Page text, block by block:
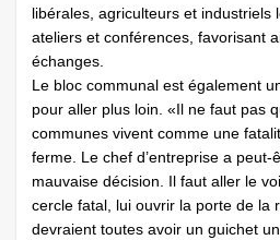
libérales, agriculteurs et industriels
ateliers et conférences, favorisant
échanges.
Le bloc communal est également
pour aller plus loin. «Il ne faut pas
communes vivent comme une
ferme. Le chef d’entreprise a
mauvaise décision. Il faut aller le
cercle fatal, lui ouvrir la porte de
devraient toutes avoir un guichet